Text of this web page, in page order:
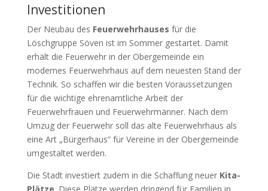
Investitionen
Der Neubau des Feuerwehrhauses für die
Löschgruppe Söven ist im Sommer gestartet. Damit
erhält die Feuerwehr in der Obergemeinde ein
modernes Feuerwehrhaus auf dem neuesten Stand der
Technik. So schaffen wir die besten Voraussetzungen
für die wichtige ehrenamtliche Arbeit der
Feuerwehrfrauen und Feuerwehrmänner. Nach dem
Umzug der Feuerwehr soll das alte Feuerwehrhaus als
eine Art „Bürgerhaus“ für Vereine in der Obergemeinde
umgestaltet werden.
Die Stadt investiert zudem in die Schaffung neuer Kita-